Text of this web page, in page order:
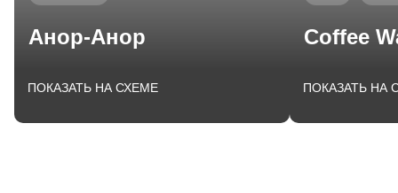
Анор-Анор
ПОКАЗАТЬ НА СХЕМЕ
Coffee
ПОКАЗАТЬ НА